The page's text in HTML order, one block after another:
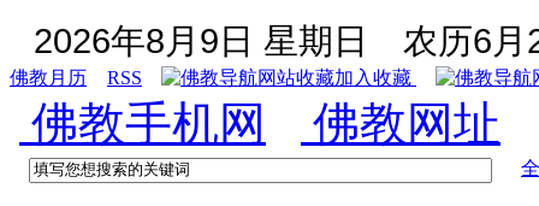
2026年8月9日 星期日 农历6月
佛教月历 RSS 加入收藏
佛教手机网 佛教网址